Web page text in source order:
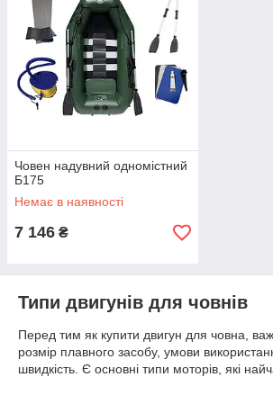
Човен надувний одномістний
Б175
Немає в наявності
7 146 ₴
Типи двигунів для човнів
Перед тим як купити двигун для човна,
розмір плавного засобу, умови
швидкість. Є основні типи моторів, які